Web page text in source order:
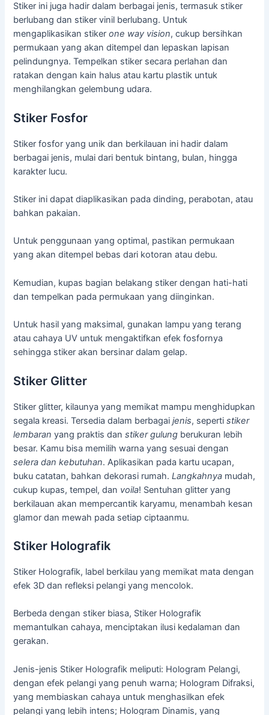
Stiker ini juga hadir dalam berbagai jenis, termasuk stiker
berlubang dan stiker vinil berlubang. Untuk
mengaplikasikan stikerone way vision, cukup bersihkan
permukaan yang akan ditempel dan lepaskan lapisan
pelindungnya. Tempelkan stiker secara perlahan dan
ratakan dengan kain halus atau kartu plastik untuk
menghilangkan gelembung udara.
Stiker Fosfor
Stiker fosfor yang unik dan berkilauan ini hadir dalam
berbagai jenis, mulai dari bentuk bintang, bulan, hingga
karakter lucu.
Stiker ini dapat diaplikasikan pada dinding, perabotan, atau
bahkan pakaian.
Untuk penggunaan yang optimal, pastikan permukaan
yang akan ditempel bebas dari kotoran atau debu.
Kemudian, kupas bagian belakang stiker dengan hati-hati
dan tempelkan pada permukaan yang diinginkan.
Untuk hasil yang maksimal, gunakan lampu yang terang
atau cahaya UV untuk mengaktifkan efek fosfornya
sehingga stiker akan bersinar dalam gelap.
Stiker Glitter
Stiker glitter, kilaunya yang memikat mampu menghidupkan
segala kreasi. Tersedia dalam berbagaijenis, sepertistiker
lembaran yang praktis danstiker gulung berukuran lebih
besar. Kamu bisa memilih warna yang sesuai dengan
selera dan kebutuhan. Aplikasikan pada kartu ucapan,
buku catatan, bahkan dekorasi rumah.Langkahnya mudah,
cukup kupas, tempel, dan voila! Sentuhan glitter yang
berkilauan akan mempercantik karyamu, menambah kesan
glamor dan mewah pada setiap ciptaanmu.
Stiker Holografik
Stiker Holografik, label berkilau yang memikat mata dengan
efek 3D dan refleksi pelangi yang mencolok.
Berbeda dengan stiker biasa, Stiker Holografik
memantulkan cahaya, menciptakan ilusi kedalaman dan
gerakan.
Jenis-jenis Stiker Holografik meliputi: Hologram Pelangi,
dengan efek pelangi yang penuh warna; Hologram Difraksi,
yang membiaskan cahaya untuk menghasilkan efek
pelangi yang lebih intens; Hologram Dinamis, yang